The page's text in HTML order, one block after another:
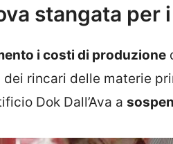
stangata per
i costi di produzione
rincari delle materie
Dok Dall’Ava a